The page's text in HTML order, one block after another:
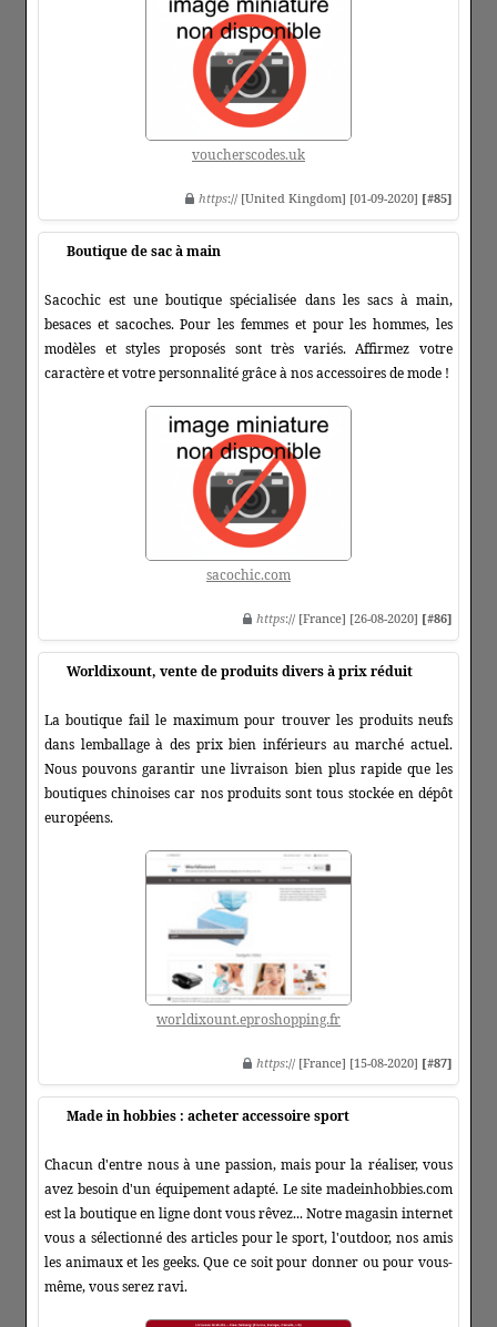
voucherscodes.uk
https:// [United Kingdom] [01-09-2020] [#85]
Boutique de sac à main
Sacochic est une boutique spécialisée dans les sacs à main,
besaces et sacoches. Pour les femmes et pour les hommes, les
modèles et styles proposés sont très variés. Affirmez votre
caractère et votre personnalité grâce à nos accessoires de mode !
sacochic.com
https:// [France] [26-08-2020] [#86]
Worldixount, vente de produits divers à prix réduit
La boutique fail le maximum pour trouver les produits neufs
dans lemballage à des prix bien inférieurs au marché actuel.
Nous pouvons garantir une livraison bien plus rapide que les
boutiques chinoises car nos produits sont tous stockée en dépôt
européens.
worldixount.eproshopping.fr
https:// [France] [15-08-2020] [#87]
Made in hobbies : acheter accessoire sport
Chacun d'entre nous à une passion, mais pour la réaliser, vous
avez besoin d'un équipement adapté. Le site madeinhobbies.com
est la boutique en ligne dont vous rêvez... Notre magasin internet
vous a sélectionné des articles pour le sport, l'outdoor, nos amis
les animaux et les geeks. Que ce soit pour donner ou pour vous-
même, vous serez ravi.